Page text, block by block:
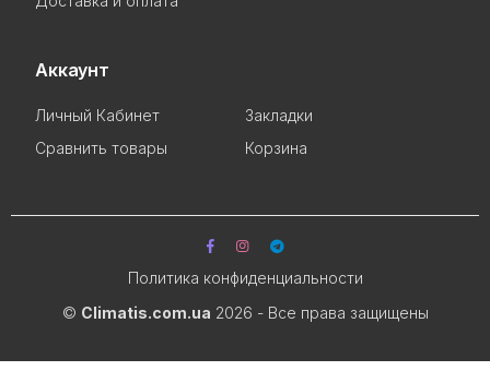
Аккаунт
Личный Кабинет
Закладки
Сравнить товары
Корзина
© Climatis.com.ua 2026 - Все права защищены
Политика конфиденциальности